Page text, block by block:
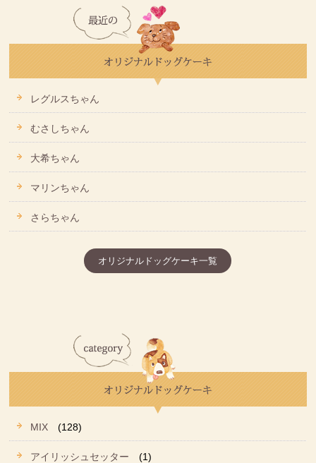
レグルスちゃん
むさしちゃん
大希ちゃん
マリンちゃん
さらちゃん
オリジナルドッグケーキ一覧
MIX (128)
アイリッシュセッター (1)